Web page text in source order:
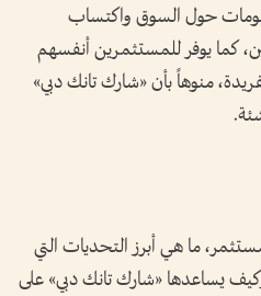
حول السوق واكتساب
كما يوفر للمستثمرين أنفسهم
منوهاً بأن «شارك تانك دبي»
ما هي أبرز التحديات التي
يساعدها «شارك تانك دبي» على